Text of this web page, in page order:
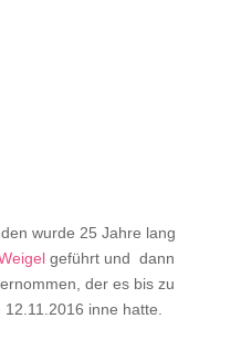
wurde 25 Jahre lang
geführt und dann
der es bis zu
inne hatte.